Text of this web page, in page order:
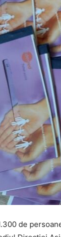
de